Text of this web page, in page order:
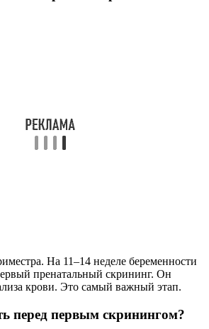
На 11–14 неделе беременности
пренатальный скрининг. Он
крови. Это самый важный этап.
перед первым скринингом?